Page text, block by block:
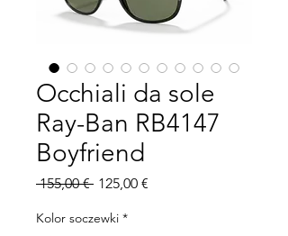
Occhiali da sole
Ray-Ban RB4147
Boyfriend
155,00 € Regularna
125,00 €
Kolor soczewki *